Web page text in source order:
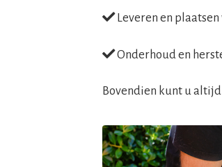
Leveren en
Onderhoud en
Bovendien kunt u